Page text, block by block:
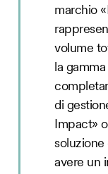
marchio
volume
la
di
Impact»
avere un